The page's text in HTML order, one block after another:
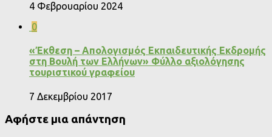
4 Φεβρουαρίου 2024
0
«Έκθεση – Απολογισμός Εκπαιδευτικής Εκδρομής
στη Βουλή των Ελλήνων» Φύλλο αξιολόγησης
τουριστικού γραφείου
7 Δεκεμβρίου 2017
Αφήστε μια απάντηση